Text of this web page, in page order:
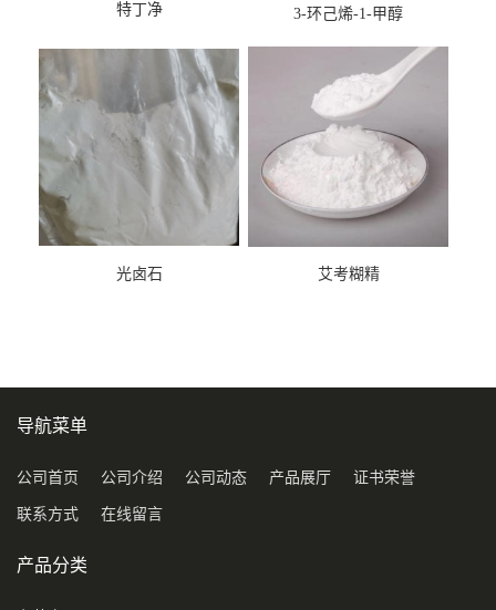
特丁净 3-环己烯-1-甲醇
光卤石 艾考糊精
导航菜单
公司首页 公司介绍 公司动态 产品展厅 证书荣誉
联系方式 在线留言
产品分类